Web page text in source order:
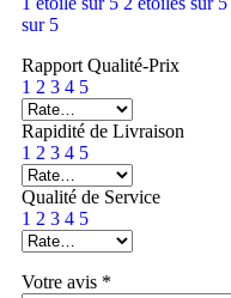
sur 5
Rapport Qualité-Prix
1 2 3 4 5
Rapidité de Livraison
1 2 3 4 5
Qualité de Service
1 2 3 4 5
Votre avis *